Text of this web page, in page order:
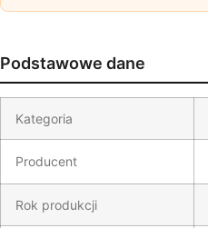
Podstawowe dane
Kategoria
Producent
Rok produkcji